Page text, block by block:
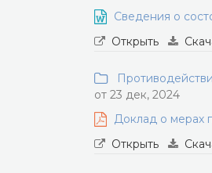
Сведения о
Открыть
от 23 дек, 2024
Доклад о мерах
Открыть